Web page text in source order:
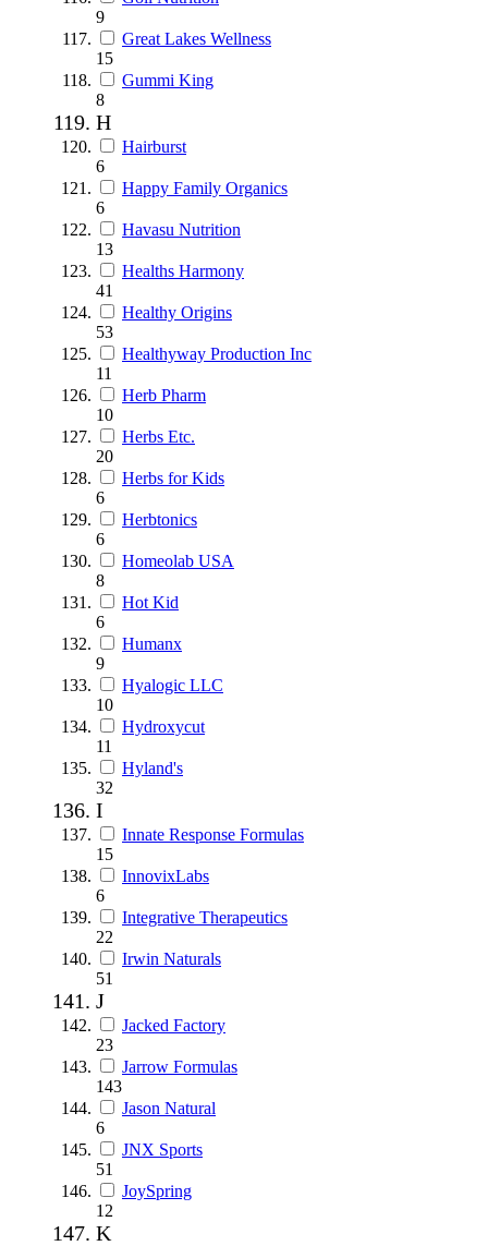
9
Great Lakes Wellness
15
Gummi King
8
H
Hairburst
6
Happy Family Organics
6
Havasu Nutrition
13
Healths Harmony
41
Healthy Origins
53
Healthyway Production Inc
11
Herb Pharm
10
Herbs Etc.
20
Herbs for Kids
6
Herbtonics
6
Homeolab USA
8
Hot Kid
6
Humanx
9
Hyalogic LLC
10
Hydroxycut
11
Hyland's
32
I
Innate Response Formulas
15
InnovixLabs
6
Integrative Therapeutics
22
Irwin Naturals
51
J
Jacked Factory
23
Jarrow Formulas
143
Jason Natural
6
JNX Sports
51
JoySpring
12
K